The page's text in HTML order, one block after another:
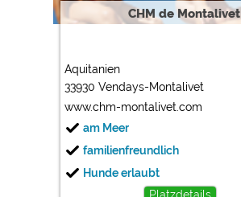
CHM de Montalivet
Aquitanien
33930 Vendays-Montalivet
www.chm-montalivet.com
am Meer
familienfreundlich
Hunde erlaubt
Platzdetails